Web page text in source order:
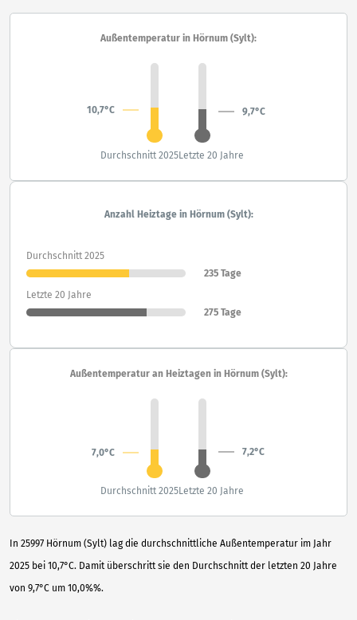
In 25997 Hörnum (Sylt) lag die durchschnittliche Außentemperatur im Jahr
2025 bei 10,7°C. Damit überschritt sie den Durchschnitt der letzten 20 Jahre
von 9,7°C um 10,0%%.
Außentemperatur in Hörnum (Sylt):
10,7°C 9,7°C
Durchschnitt 2025Letzte 20 Jahre
Anzahl Heiztage in Hörnum (Sylt):
Durchschnitt 2025
235 Tage
Letzte 20 Jahre
275 Tage
Außentemperatur an Heiztagen in Hörnum (Sylt):
7,0°C 7,2°C
Durchschnitt 2025Letzte 20 Jahre